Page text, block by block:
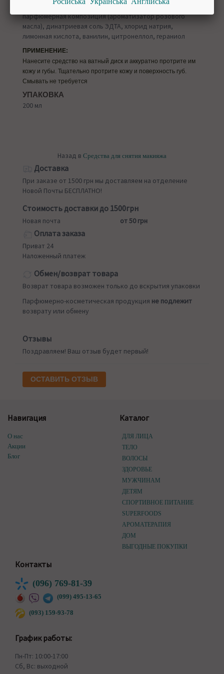
масло ПЭГ-40, кокамидопропилбетаин, бензоат натрия,
парфюмерная композиция (ароматизатор розового
масла), динатриевая соль ЭДТА, хлорид натрия,
лимонная кислота, ванилин, цитронеллол, гераниол
ПРИМЕНЕНИЕ:
Нанесите средство на ватный диск и аккуратно протрите им
кожу и губы. Тщательно протрите кожу и поверхность губ.
Смывать не требуется
УПАКОВКА
200 мл
Назад в Средства для снятия макияжа
Доставка
При заказе от 1500 грн мы доставляем на отделение
Новой Почты БЕСПЛАТНО!
Стоимость доставки до 1500грн
Новая почта от 50 грн
Оплата заказа
Приват 24
Наложенный платеж
Обмен/возврат товара
Возврат товара возможен только до вскрытия упаковки
Парфюмерно-косметическая продукция не подлежит
возврату или обмену
Отзывы
Поздравляем! Ваш отзыв будет первый!
ОСТАВИТЬ ОТЗЫВ
Навигация
О нас
Акции
Блог
Каталог
ДЛЯ ЛИЦА
ТЕЛО
ВОЛОСЫ
ЗДОРОВЬЕ
МУЖЧИНАМ
ДЕТЯМ
СПОРТИВНОЕ ПИТАНИЕ
SUPERFOODS
АРОМАТЕРАПИЯ
ДОМ
ВЫГОДНЫЕ ПОКУПКИ
Контакты
(096) 769-81-39
(099) 495-13-65
(093) 159-93-78
График работы:
Пн-Пт: 10:00-17:00
Сб, Вс: выходной